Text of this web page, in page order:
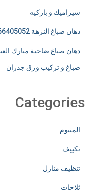
سيراميك و باركيه
دهان صباغ النزهة 66405052 معلم صباغ و تركيب ورق جدران
صباغ و تركيب ورق جدران
Categories
المنيوم
تكييف
تنظيف منازل
ثلاجات